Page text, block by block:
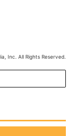
Inc. All Rights Reserved.